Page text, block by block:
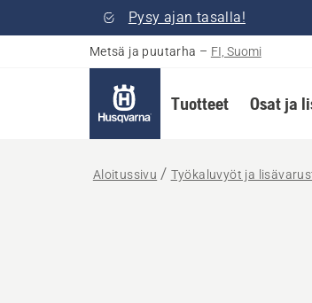
Pysy ajan tasalla!
Metsä ja puutarha – FI, Suomi
Tuotteet Osat ja
Aloitussivu Työkaluvyöt ja